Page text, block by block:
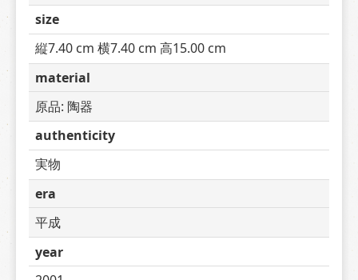
size
縦7.40 cm 横7.40 cm 高15.00 cm
material
原品: 陶器
authenticity
実物
era
平成
year